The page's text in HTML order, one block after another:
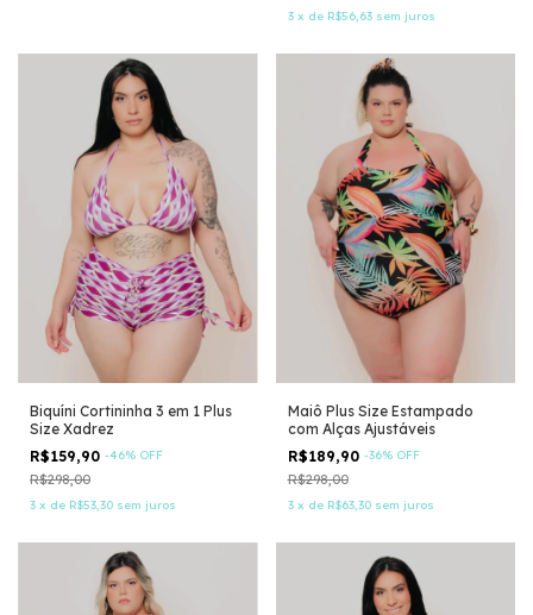
3 x de R$56,63 sem juros
Biquíni Cortininha 3 em 1 Plus
Size Xadrez
R$159,90 -46% OFF
R$298,00
3 x de R$53,30 sem juros
Maiô Plus Size Estampado
com Alças Ajustáveis
R$189,90 -36% OFF
R$298,00
3 x de R$63,30 sem juros